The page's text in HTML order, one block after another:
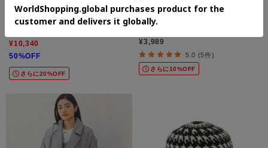
Lui Chantant
【セットアップ可／洗える】千鳥ニット
¥10,340
50%OFF
さらに20%OFF
SHOO・LA・RUE/DRESKIP
【S-LL/あったか】すらりときれい見え
¥3,989
5.0 (5件)
さらに10%OFF